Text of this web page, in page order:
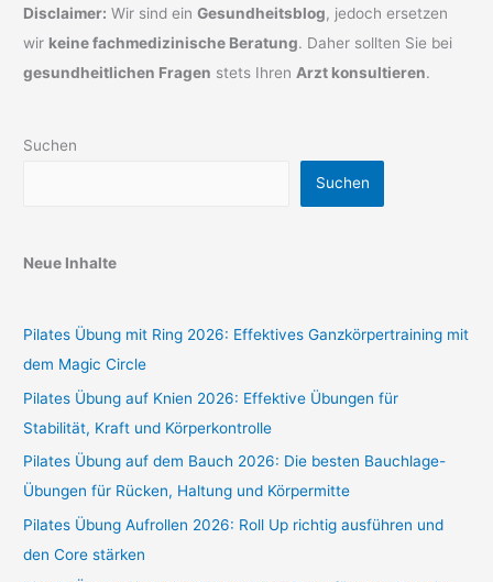
Disclaimer: Wir sind einGesundheitsblog, jedoch ersetzen
wir keine fachmedizinische Beratung. Daher sollten Sie bei
gesundheitlichen Fragen stets IhrenArzt konsultieren.
Suchen
Suchen
Neue Inhalte
Pilates Übung mit Ring 2026: Effektives Ganzkörpertraining mit
dem Magic Circle
Pilates Übung auf Knien 2026: Effektive Übungen für
Stabilität, Kraft und Körperkontrolle
Pilates Übung auf dem Bauch 2026: Die besten Bauchlage-
Übungen für Rücken, Haltung und Körpermitte
Pilates Übung Aufrollen 2026: Roll Up richtig ausführen und
den Core stärken